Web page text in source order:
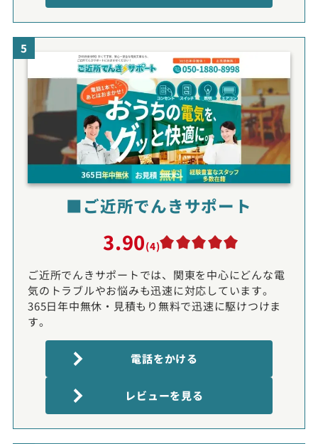
5
■ご近所でんきサポート
3.90(4)
ご近所でんきサポートでは、関東を中心にどんな電
気のトラブルやお悩みも迅速に対応しています。
365日年中無休・見積もり無料で迅速に駆けつけま
す。
電話をかける
レビューを見る